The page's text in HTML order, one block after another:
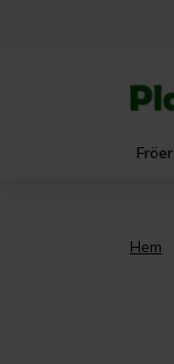
Fröer
Hem